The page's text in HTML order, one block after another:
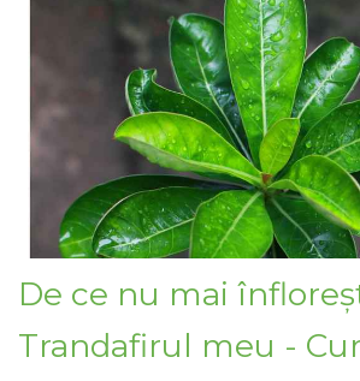
De ce nu mai
Trandafirul meu -